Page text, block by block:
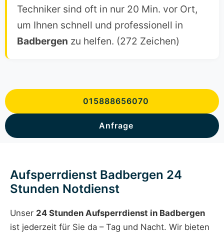
Techniker sind oft in nur 20 Min. vor Ort,
um Ihnen schnell und professionell in
Badbergen zu helfen. (272 Zeichen)
015888656070
Anfrage
Aufsperrdienst Badbergen 24
Stunden Notdienst
Unser 24 Stunden Aufsperrdienst in Badbergen
ist jederzeit für Sie da – Tag und Nacht. Wir bieten